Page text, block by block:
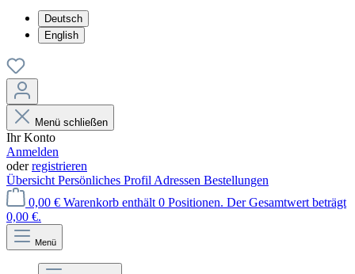
Deutsch
English
Menü schließen
Ihr Konto
Anmelden
oderregistrieren
Übersicht Persönliches Profil Adressen Bestellungen
0,00 € Warenkorb enthält 0 Positionen. Der Gesamtwert beträgt
0,00 €.
Menü